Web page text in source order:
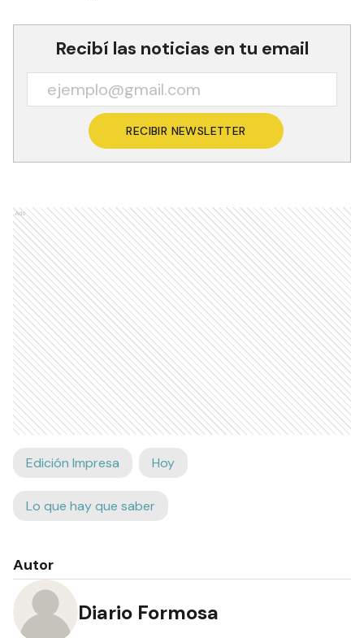
Recibí las noticias en tu email
RECIBIR NEWSLETTER
Ads
Edición Impresa Hoy
Lo que hay que saber
Autor
Diario Formosa